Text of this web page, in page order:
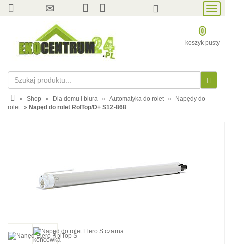
0
koszyk pusty
» Shop » Dla domu i biura » Automatyka do rolet »
Napędy do
rolet » Napęd do rolet RolTop/D+ S12-868